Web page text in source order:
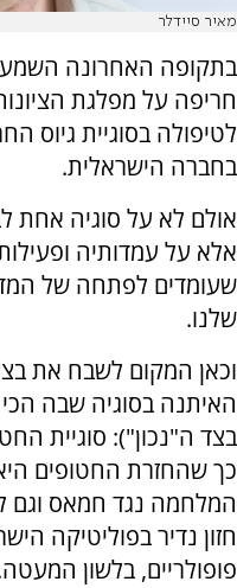
מאיר סיידלר
בתקופה האחרונה
חריפה על מפלגת
לטיפולה בסוגיית גיוס
בחברה הישראלית.
אולם לא על סוגיה אחת
אלא על עמדותיה
שעומדים לפתחה של
שלנו.
וכאן המקום לשבח את
האיתנה בסוגיה שבה
בצד ה"נכון"): סוגיית
כך שהחזרת החטופים
המלחמה נגד חמאס וגם
חזון נדיר בפוליטיקה
פופולריים, בלשון